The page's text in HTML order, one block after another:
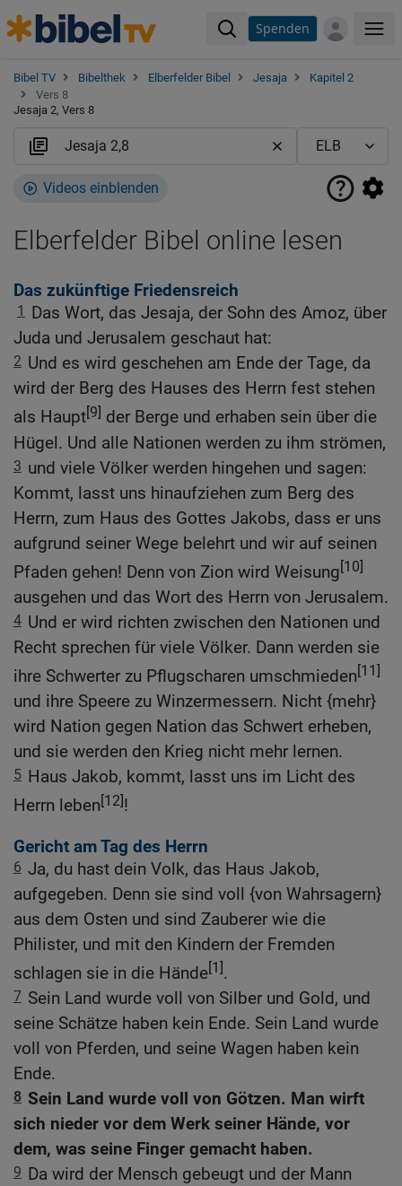
Spenden
Bibel TV Bibelthek Elberfelder Bibel Jesaja
Kapitel 2
Vers 8
Jesaja 2, Vers 8
Videos einblenden
Elberfelder Bibel online lesen
Das zukünftige Friedensreich
1
Das Wort, das Jesaja, der Sohn des Amoz, über
Juda und Jerusalem geschaut hat:
2 Und es wird geschehen am Ende der Tage, da
wird der Berg des Hauses des Herrn fest stehen
als Haupt[9] der Berge und erhaben sein über die
Hügel. Und alle Nationen werden zu ihm strömen,
3 und viele Völker werden hingehen und sagen:
Kommt, lasst uns hinaufziehen zum Berg des
Herrn, zum Haus des Gottes Jakobs, dass er uns
aufgrund seiner Wege belehrt und wir auf seinen
Pfaden gehen! Denn von Zion wird Weisung[10]
ausgehen und das Wort des Herrn von Jerusalem.
4 Und er wird richten zwischen den Nationen und
Recht sprechen für viele Völker. Dann werden sie
ihre Schwerter zu Pflugscharen umschmieden[11]
und ihre Speere zu Winzermessern. Nicht {mehr}
wird Nation gegen Nation das Schwert erheben,
und sie werden den Krieg nicht mehr lernen.
5 Haus Jakob, kommt, lasst uns im Licht des
Herrn leben[12]!
Gericht am Tag des Herrn
6 Ja, du hast dein Volk, das Haus Jakob,
aufgegeben. Denn sie sind voll {von Wahrsagern}
aus dem Osten und sind Zauberer wie die
Philister, und mit den Kindern der Fremden
schlagen sie in die Hände[1].
7 Sein Land wurde voll von Silber und Gold, und
seine Schätze haben kein Ende. Sein Land wurde
voll von Pferden, und seine Wagen haben kein
Ende.
8 Sein Land wurde voll von Götzen. Man wirft
sich nieder vor dem Werk seiner Hände, vor
dem, was seine Finger gemacht haben.
9 Da wird der Mensch gebeugt und der Mann